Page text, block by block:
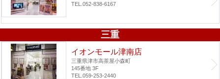
TEL.052-838-6167
三重
イオンモール津南店
三重県津市高茶屋小森町
145番地 3F
TEL.059-253-2440